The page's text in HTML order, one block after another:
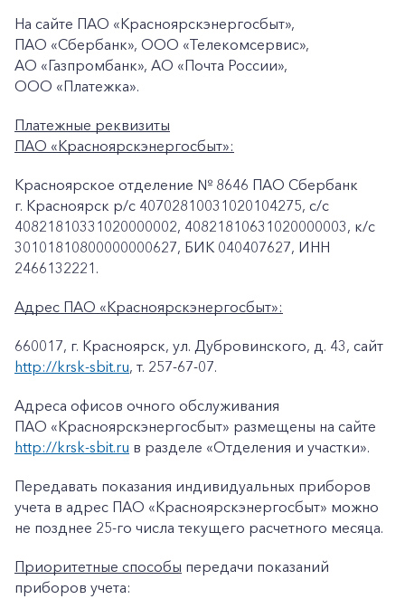
На сайте ПАО «Красноярскэнергосбыт»,
ПАО «Сбербанк», ООО «Телекомсервис»,
АО «Газпромбанк», АО «Почта России»,
ООО «Платежка».
Платежные реквизиты
ПАО «Красноярскэнергосбыт»:
Красноярское отделение № 8646 ПАО Сбербанк
г. Красноярск p/c 40702810031020104275, с/с
40821810331020000002, 40821810631020000003, к/c
30101810800000000627, БИК 040407627, ИНН
2466132221.
Адрес ПАО «Красноярскэнергосбыт»:
660017, г. Красноярск, ул. Дубровинского, д. 43, сайт
http://krsk-sbit.ru, т. 257-67-07.
Адреса офисов очного обслуживания
ПАО «Красноярскэнергосбыт» размещены на сайте
http://krsk-sbit.ru в разделе «Отделения и участки».
Передавать показания индивидуальных приборов
учета в адрес ПАО «Красноярскэнергосбыт» можно
не позднее 25-го числа текущего расчетного месяца.
Приоритетные способы передачи показаний
приборов учета: